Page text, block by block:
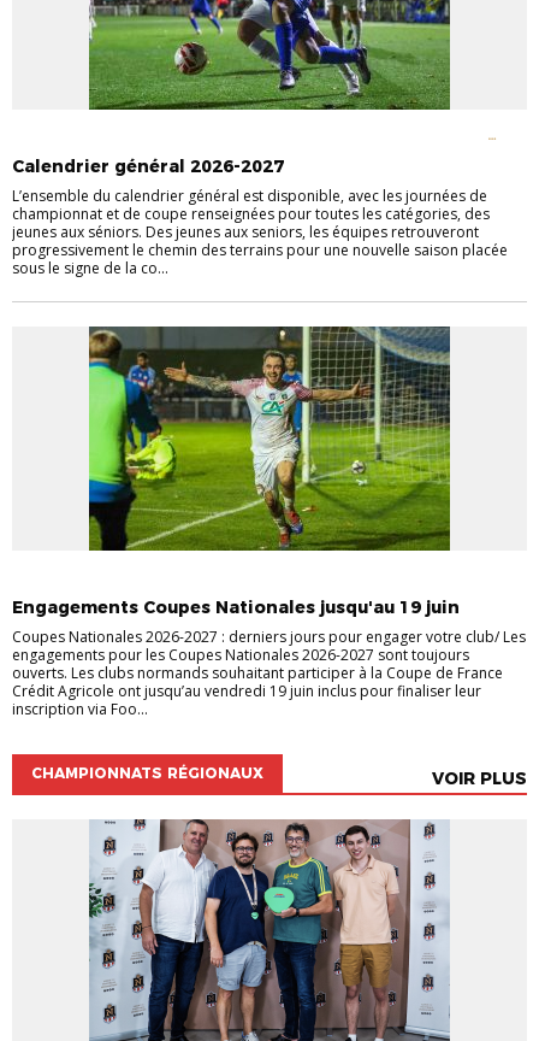
Calendrier général 2026-2027
L’ensemble du calendrier général est disponible, avec les journées de
championnat et de coupe renseignées pour toutes les catégories, des
jeunes aux séniors. Des jeunes aux seniors, les équipes retrouveront
progressivement le chemin des terrains pour une nouvelle saison placée
sous le signe de la co...
Engagements Coupes Nationales jusqu'au 19 juin
Coupes Nationales 2026-2027 : derniers jours pour engager votre club/ Les
engagements pour les Coupes Nationales 2026-2027 sont toujours
ouverts. Les clubs normands souhaitant participer à la Coupe de France
Crédit Agricole ont jusqu’au vendredi 19 juin inclus pour finaliser leur
inscription via Foo...
CHAMPIONNATS RÉGIONAUX VOIR PLUS